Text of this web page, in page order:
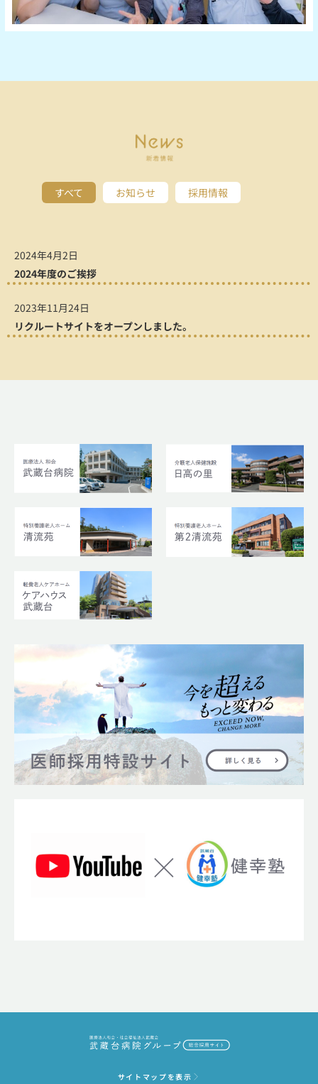
すべて お知らせ 採用情報
2024年4月2日
2024年度のご挨拶
2023年11月24日
リクルートサイトをオープンしました。
サイトマップを表示